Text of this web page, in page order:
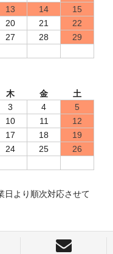
13 14
15
20 21
22
27 28
29
木 金
土
3 4
5
10 11
12
17 18
19
24 25
26
日より順次対応させて